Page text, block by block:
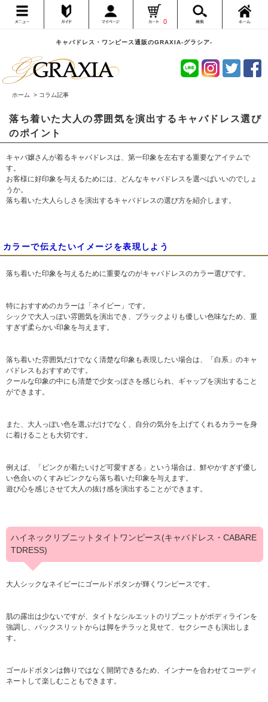
キャバドレス・ワンピース通販のGRAXIA-グラシア-
0
ホーム > コラム記事
落ち着いた大人の雰囲気を演出するキャバドレス選び
のポイント
キャバ嬢さんが着るキャバドレスは、第一印象を左右する重要なアイテムで
す。
お客様に好印象を与えるためには、どんなキャバドレスを選べばいいのでしょ
うか。
落ち着いた大人らしさを演出するキャバドレスの選び方を紹介します。
カラーで伝えたいイメージを表現しよう
落ち着いた印象を与えるために重要なのがキャバドレスのカラー選びです。
特におすすめのカラーは「ネイビー」です。
シックで大人っぽい雰囲気を演出でき、ブラックよりも優しい色味なため、重
すぎず柔らかい印象を与えます。
落ち着いた雰囲気だけでなく清楚な印象も表現したい場合は、「白系」のキャ
バドレスもおすすめです。
クールな印象の中にも清楚で少女っぽさを感じられ、ギャップを演出すること
ができます。
また、大人っぽい色を選ぶだけでなく、自分の気分を上げてくれるカラーを身
に着けることも大切です。
例えば、「ピンクが着たいけど可愛すぎる」という場合は、鮮やかすぎず優し
い色合いのくすみピンクなら落ち着いた印象を与えます。
遊び心を感じさせて大人の抜け感を演出することができます。
ハイネックリブニットタイトワンピース(キャバドレス・CABARE
TDRESS)
大人シックなネイビーにゴールドボタンが輝くワンピースです。
肌の露出は少ないですが、タイトなシルエットのリブニットがボディラインを
強調し、バックスリットからは脚をチラッと見せて、セクシーさも演出しま
す。
ゴールドボタンは飾りではなく開閉できるため、インナーを合わせてコーディ
ネートして楽しむこともできます。